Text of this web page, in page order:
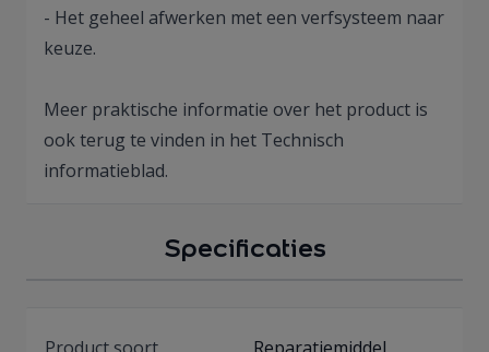
- Het geheel afwerken met een verfsysteem naar
keuze.
Meer praktische informatie over het product is
ook terug te vinden in het Technisch
informatieblad.
Specificaties